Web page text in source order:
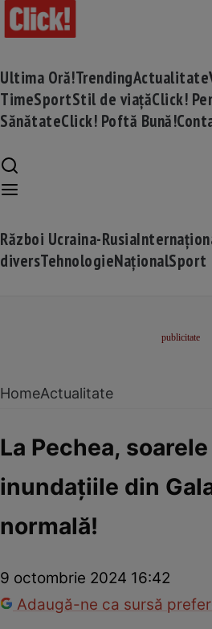
Ultima Oră!TrendingActualitate
TimeSportStil de viațăClick!
SănătateClick! Poftă Bună!
Război Ucraina-Rusia
diversTehnologieNaționalSport
HomeActualitate
La Pechea,
inundațiile din
normală!
9 octombrie 2024 16:42
Adaugă-ne ca sursă